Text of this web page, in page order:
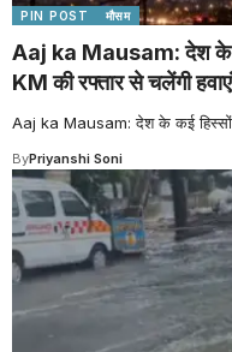
PIN POST मौसम
Aaj ka Mausam: देश के 12
KM की रफ्तार से चलेंगी
Aaj ka Mausam: देश के कई हिस्सों
ByPriyanshi Soni